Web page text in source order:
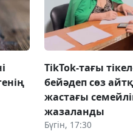
TikTok-тағы
бейәдеп сөз
жастағы
жазаланды
Бүгін, 17:30